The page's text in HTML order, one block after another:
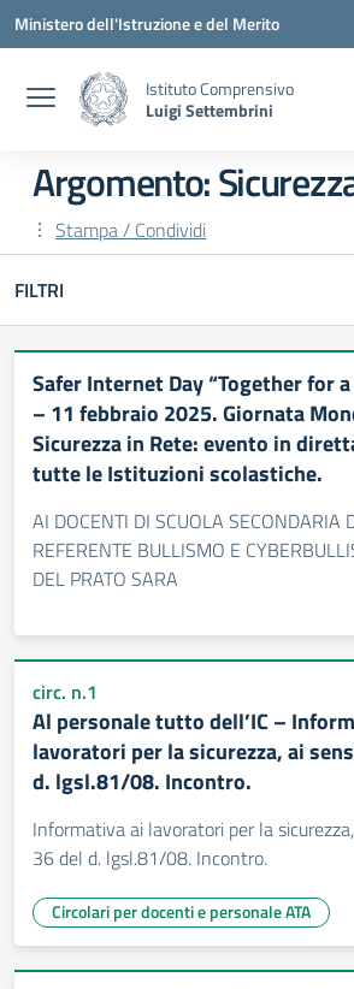
Vai ai contenuti
Vai al menu di navigazione
Vai al footer
Ministero dell'Istruzione e del Merito
Istituto Comprensivo
Luigi Settembrini
Argomento:
Stampa / Condividi
FILTRI
Safer Internet Day “Together for
– 11 febbraio 2025. Giornata
Sicurezza in Rete: evento in
tutte le Istituzioni scolastiche.
AI DOCENTI DI SCUOLA SECONDARIA
REFERENTE BULLISMO E
DEL PRATO SARA
circ. n.1
Al personale tutto dell’IC –
lavoratori per la sicurezza, ai
d. lgsl.81/08. Incontro.
Informativa ai lavoratori per la
36 del d. lgsl.81/08. Incontro.
Circolari per docenti e personale ATA